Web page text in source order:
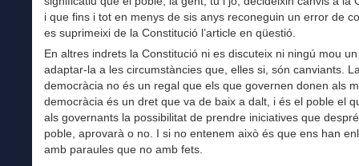
i que fins i tot en menys de sis anys reconeguin un error de
es suprimeixi de la Constitució l’article en qüestió.
En altres indrets la Constitució ni es discuteix ni ningú mou
adaptar-la a les circumstàncies que, elles si, són canviants.
democràcia no és un regal que els que governen donen als
democràcia és un dret que va de baix a dalt, i és el poble el
als governants la possibilitat de prendre iniciatives que
poble, aprovarà o no. I si no entenem això és que ens han
amb paraules que no amb fets.